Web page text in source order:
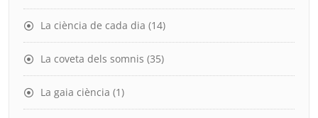
La ciència de cada dia (14)
La coveta dels somnis (35)
La gaia ciència (1)